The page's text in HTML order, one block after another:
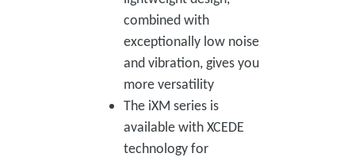
combined with
exceptionally low noise
and vibration, gives you
more versatility
The iXM series is
available with XCEDE
technology for